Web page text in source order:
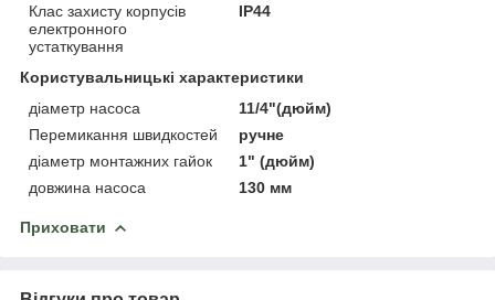
Клас захисту корпусів
електронного
устаткування
IP44
Користувальницькі характеристики
діаметр насоса
11/4"(дюйм)
Перемикання швидкостей
ручне
діаметр монтажних гайок
1" (дюйм)
довжина насоса
130 мм
Приховати